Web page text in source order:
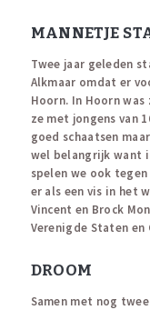
MANNETJE
Twee jaar geleden
Alkmaar omdat er
Hoorn. In Hoorn
ze met jongens van
goed schaatsen
wel belangrijk want
spelen we ook
er als een vis in het
Vincent en Brock
Verenigde Staten en
DROOM
Samen met nog